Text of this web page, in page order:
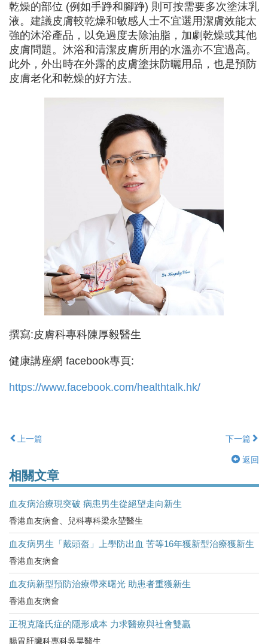
乾燥的部位 (例如手踭和腳踭) 則可按需要多次塗沫乳
液。建議皮膚較乾燥和敏感人士不宜選用潔膚效能太
強的沐浴產品，以免過度去除油脂，加劇乾燥或其他
皮膚問題。沐浴和清潔皮膚所用的水溫亦不宜過高。
此外，外出時在外露的皮膚塗抹防曬用品，也是預防
皮膚老化和乾燥的好方法。
撰寫:皮膚科專科陳厚毅醫生
健康講座網 facebook專頁:
https://www.facebook.com/healthtalk.hk/
上一篇 下一篇
返回
相關文章
血友病治療現突破 病患男生從絕望走向新生
香港血友病會、兒科專科梁永堃醫生
血友病男生「戴頭盔」上學防出血 苦等16年獲新型治療獲新生
香港血友病會
血友病新型預防治療帶來曙光 助患者重獲新生
香港血友病會
正視克隆氏症的隱形成本 力求醫療與社會雙贏
腸胃肝臟科專科吳昊醫生